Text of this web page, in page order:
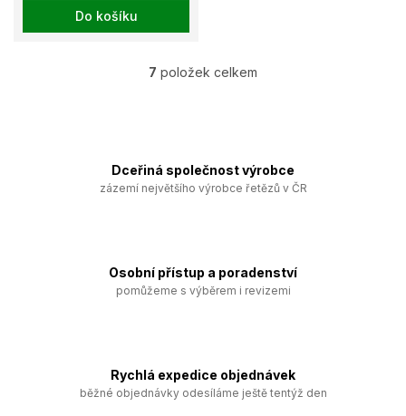
Do košíku
O
a
c
k
y
s
u
7 položek celkem
Dceřiná společnost výrobce
zázemí největšího výrobce řetězů v ČR
Osobní přístup a poradenství
pomůžeme s výběrem i revizemi
Rychlá expedice objednávek
běžné objednávky odesíláme ještě tentýž den